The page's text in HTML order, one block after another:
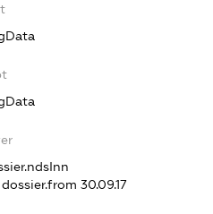
dossier.from 30.09.17